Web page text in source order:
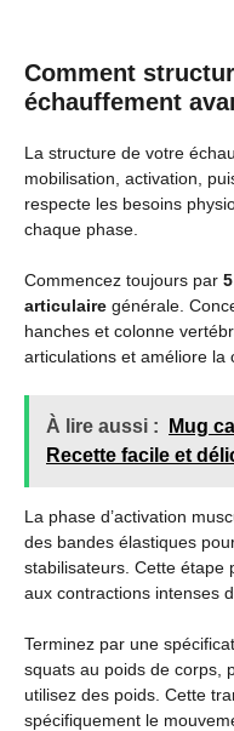
Comment
échauffement
La structure de votre
mobilisation, activation,
respecte les besoins
chaque phase.
Commencez toujours par
articulaire générale.
hanches et colonne
articulations et améliore la
À lire aussi :
Mug
Recette facile et
La phase d’activation
des bandes élastiques
stabilisateurs. Cette étape
aux contractions intenses
Terminez par une
squats au poids de corps,
utilisez des poids. Cette
spécifiquement le